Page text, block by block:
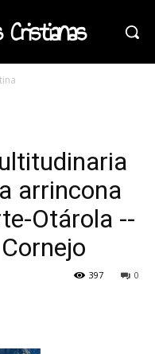
Cristianas
arrincona
Otárola --
0
397